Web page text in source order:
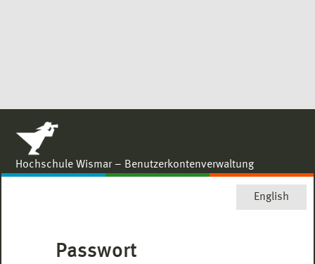
Hochschule Wismar – Benutzerkontenverwaltung
English
Passwort